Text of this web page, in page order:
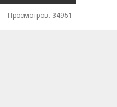
Просмотров: 34951